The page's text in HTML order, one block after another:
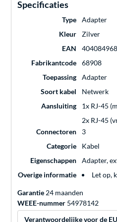
Specificaties
Type
Adapter
Kleur
Zilver
EAN
Fabrikantcode
68908
Toepassing
Adapter
Soort kabel
Netwerk
Aansluiting
1x RJ-45
2x RJ-45
Connectoren
3
Categorie
Kabel
Eigenschappen
Adapter,
Overige informatie
Let op,
Garantie 24 maanden
WEEE-nummer 54978142
Verantwoordelijke voor de EU